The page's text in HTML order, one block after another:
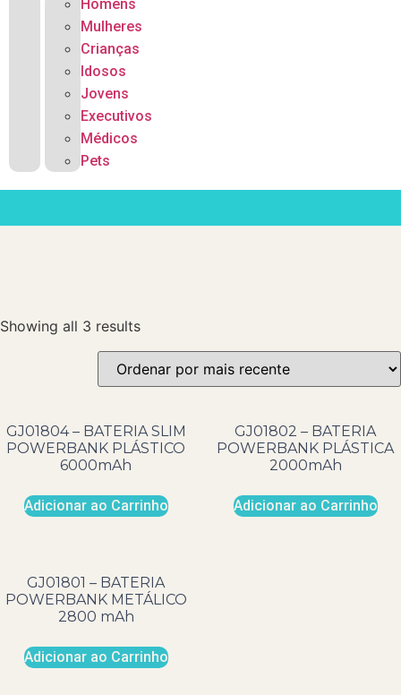
Homens
Mulheres
Crianças
Idosos
Jovens
Executivos
Médicos
Pets
Showing all 3 results
GJ01804 – BATERIA SLIM
POWERBANK PLÁSTICO
6000mAh
Adicionar ao Carrinho
GJ01802 – BATERIA
POWERBANK PLÁSTICA
2000mAh
Adicionar ao Carrinho
GJ01801 – BATERIA
POWERBANK METÁLICO
2800 mAh
Adicionar ao Carrinho